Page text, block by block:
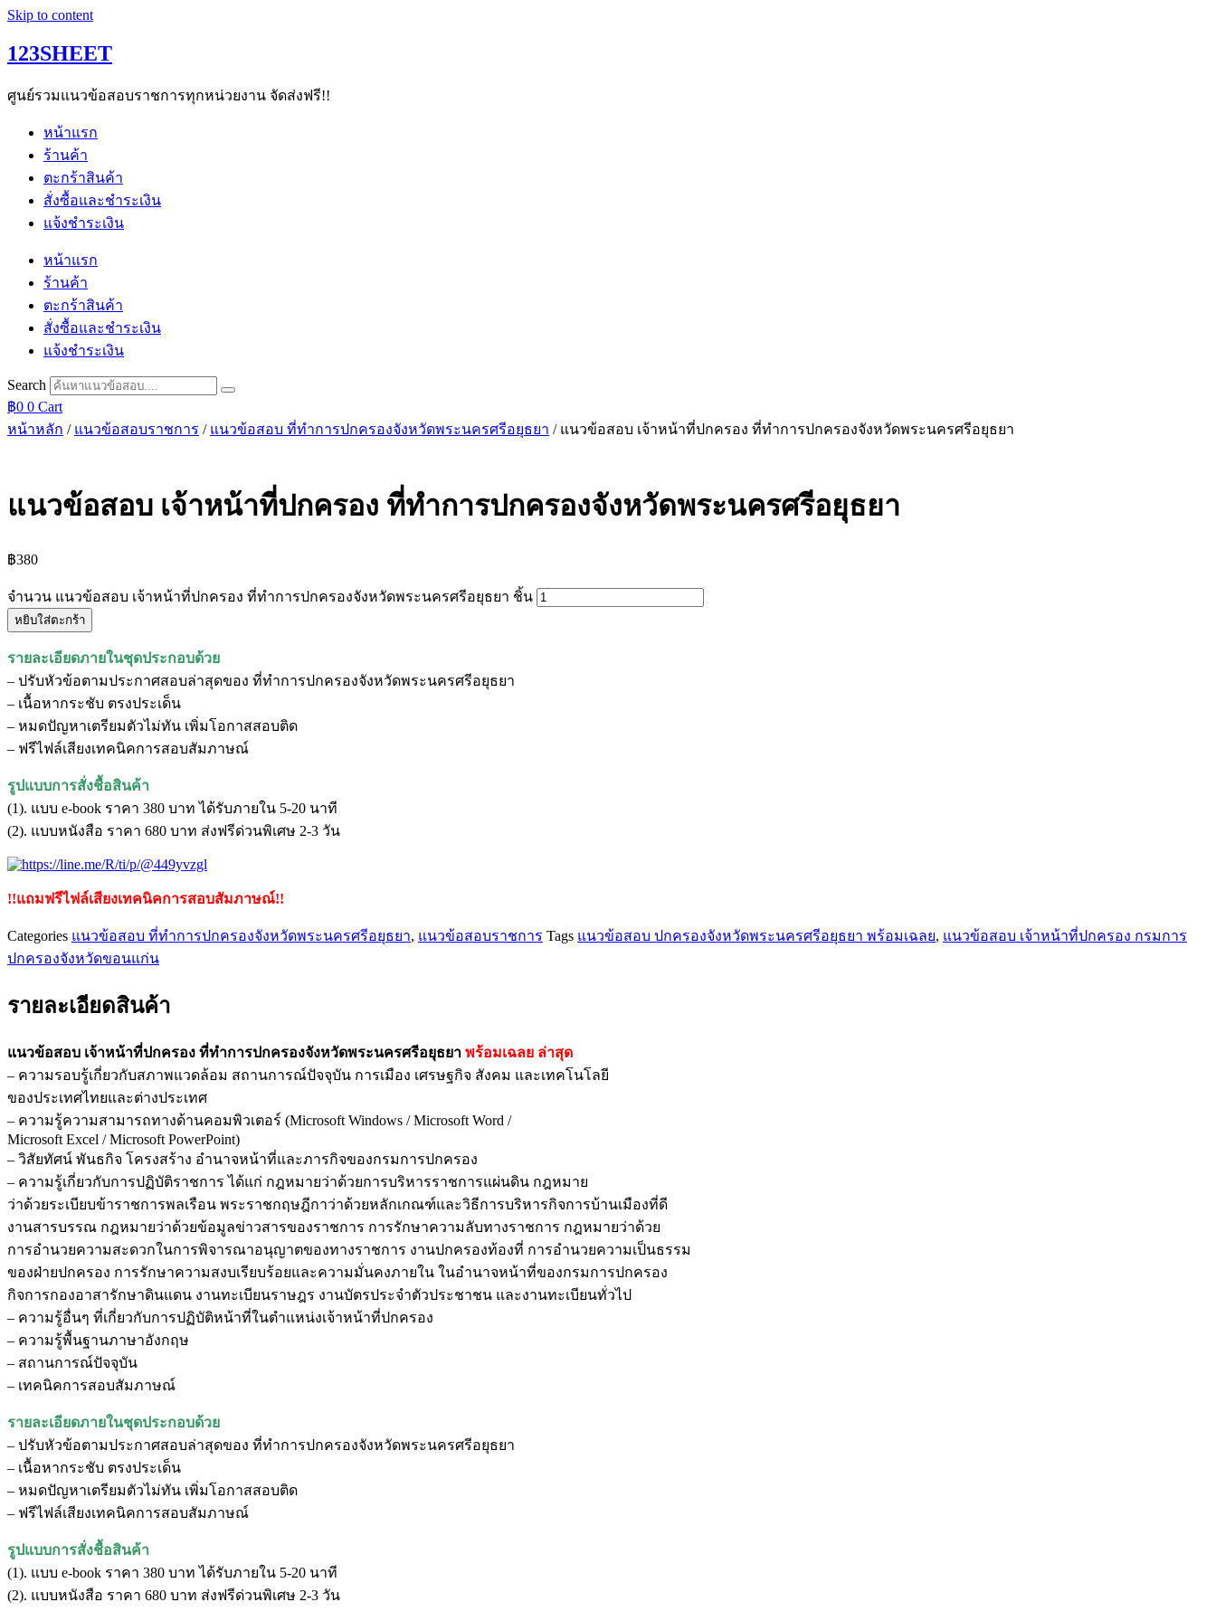
Skip to content
123SHEET
ศูนย์รวมแนวข้อสอบราชการทุกหน่วยงาน จัดส่งฟรี!!
หน้าแรก
ร้านค้า
ตะกร้าสินค้า
สั่งซื้อและชำระเงิน
แจ้งชำระเงิน
หน้าแรก
ร้านค้า
ตะกร้าสินค้า
สั่งซื้อและชำระเงิน
แจ้งชำระเงิน
Search
฿0 0 Cart
หน้าหลัก / แนวข้อสอบราชการ / แนวข้อสอบ ที่ทําการปกครองจังหวัดพระนครศรีอยุธยา / แนวข้อสอบ เจ้าหน้าที่ปกครอง ที่ทําการปกครองจังหวัดพระนครศรีอยุธยา
แนวข้อสอบ เจ้าหน้าที่ปกครอง ที่ทําการปกครองจังหวัดพระนครศรีอยุธยา
฿380
จำนวน แนวข้อสอบ เจ้าหน้าที่ปกครอง ที่ทําการปกครองจังหวัดพระนครศรีอยุธยา ชิ้น
หยิบใส่ตะกร้า
รายละเอียดภายในชุดประกอบด้วย
– ปรับหัวข้อตามประกาศสอบล่าสุดของ ที่ทําการปกครองจังหวัดพระนครศรีอยุธยา
– เนื้อหากระชับ ตรงประเด็น
– หมดปัญหาเตรียมตัวไม่ทัน เพิ่มโอกาสสอบติด
– ฟรีไฟล์เสียงเทคนิคการสอบสัมภาษณ์
รูปแบบการสั่งชื้อสินค้า
(1). แบบ e-book ราคา 380 บาท ได้รับภายใน 5-20 นาที
(2). แบบหนังสือ ราคา 680 บาท ส่งฟรีด่วนพิเศษ 2-3 วัน
!!แถมฟรีไฟล์เสียงเทคนิคการสอบสัมภาษณ์!!
Categories แนวข้อสอบ ที่ทําการปกครองจังหวัดพระนครศรีอยุธยา, แนวข้อสอบราชการ Tags แนวข้อสอบ ปกครองจังหวัดพระนครศรีอยุธยา พร้อมเฉลย, แนวข้อสอบ เจ้าหน้าที่ปกครอง กรมการ
ปกครองจังหวัดขอนแก่น
รายละเอียดสินค้า
แนวข้อสอบ เจ้าหน้าที่ปกครอง ที่ทําการปกครองจังหวัดพระนครศรีอยุธยา พร้อมเฉลย ล่าสุด
– ความรอบรู้เกี่ยวกับสภาพแวดล้อม สถานการณ์ปัจจุบัน การเมือง เศรษฐกิจ สังคม และเทคโนโลยี
ของประเทศไทยและต่างประเทศ
– ความรู้ความสามารถทางด้านคอมพิวเตอร์ (Microsoft Windows / Microsoft Word /
Microsoft Excel / Microsoft PowerPoint)
– วิสัยทัศน์ พันธกิจ โครงสร้าง อำนาจหน้าที่และภารกิจของกรมการปกครอง
– ความรู้เกี่ยวกับการปฏิบัติราชการ ได้แก่ กฎหมายว่าด้วยการบริหารราชการแผ่นดิน กฎหมาย
ว่าด้วยระเบียบข้าราชการพลเรือน พระราชกฤษฎีกาว่าด้วยหลักเกณฑ์และวิธีการบริหารกิจการบ้านเมืองที่ดี
งานสารบรรณ กฎหมายว่าด้วยข้อมูลข่าวสารของราชการ การรักษาความลับทางราชการ กฎหมายว่าด้วย
การอำนวยความสะดวกในการพิจารณาอนุญาตของทางราชการ งานปกครองท้องที่ การอำนวยความเป็นธรรม
ของฝ่ายปกครอง การรักษาความสงบเรียบร้อยและความมั่นคงภายใน ในอำนาจหน้าที่ของกรมการปกครอง
กิจการกองอาสารักษาดินแดน งานทะเบียนราษฎร งานบัตรประจำตัวประชาชน และงานทะเบียนทั่วไป
– ความรู้อื่นๆ ที่เกี่ยวกับการปฏิบัติหน้าที่ในตำแหน่งเจ้าหน้าที่ปกครอง
– ความรู้พื้นฐานภาษาอังกฤษ
– สถานการณ์ปัจจุบัน
– เทคนิคการสอบสัมภาษณ์
รายละเอียดภายในชุดประกอบด้วย
– ปรับหัวข้อตามประกาศสอบล่าสุดของ ที่ทําการปกครองจังหวัดพระนครศรีอยุธยา
– เนื้อหากระชับ ตรงประเด็น
– หมดปัญหาเตรียมตัวไม่ทัน เพิ่มโอกาสสอบติด
– ฟรีไฟล์เสียงเทคนิคการสอบสัมภาษณ์
รูปแบบการสั่งชื้อสินค้า
(1). แบบ e-book ราคา 380 บาท ได้รับภายใน 5-20 นาที
(2). แบบหนังสือ ราคา 680 บาท ส่งฟรีด่วนพิเศษ 2-3 วัน